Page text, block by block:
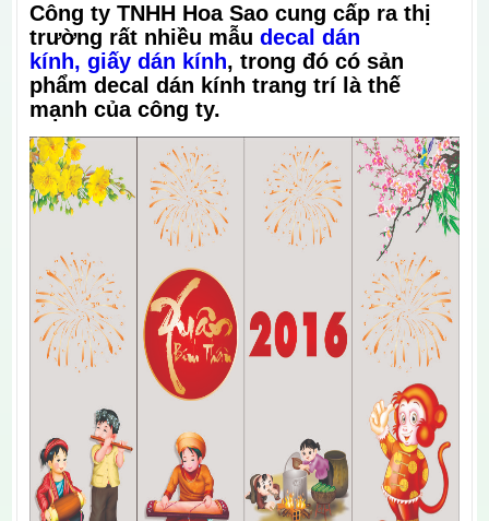
Công ty TNHH Hoa Sao cung cấp ra thị
trường rất nhiều mẫu decal dán
kính, giấy dán kính, trong đó có sản
phẩm decal dán kính trang trí là thế
mạnh của công ty.